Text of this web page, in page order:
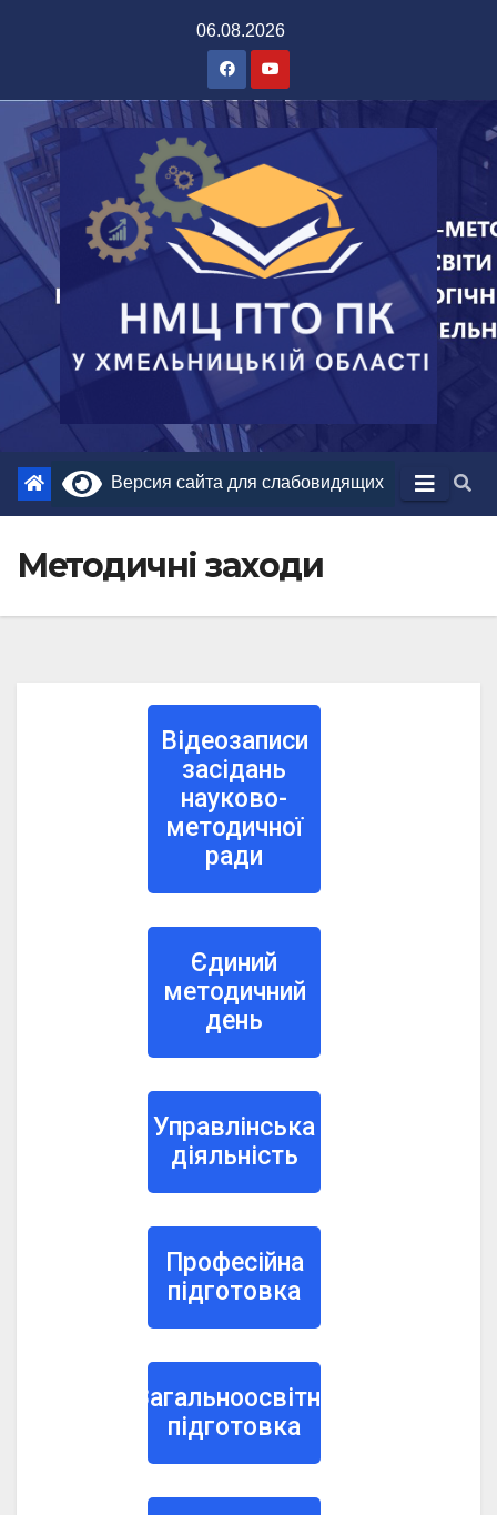
06.08.2026
Версия сайта для слабовидящих
Методичні заходи
Відеозаписи
засідань
науково-
методичної
ради
Єдиний
методичний
день
Управлінська
діяльність
Професійна
підготовка
Загальноосвітня
підготовка